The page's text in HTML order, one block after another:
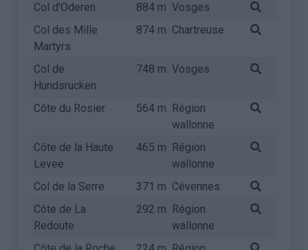
Col d'Oderen 884 m Vosges
Col des Mille
Martyrs
874 m Chartreuse
Col de
Hundsrucken
748 m Vosges
Côte du Rosier 564 m Région
wallonne
Côte de la Haute
Levee
465 m Région
wallonne
Col de la Serre
371 m Cévennes
Côte de La
Redoute
292 m Région
wallonne